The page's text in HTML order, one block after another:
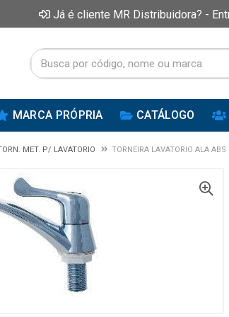
Já é cliente MR Distribuidora? -
MARCA PRÓPRIA CATÁLOGO
MET. P/ LAVATORIO TORNEIRA LAVATORIO ALA